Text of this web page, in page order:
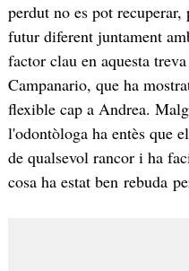
perdut no es pot
futur diferent juntament
factor clau en aquesta
Campanario, que ha
flexible cap a Andrea.
l'odontòloga ha entès que
de qualsevol rancor i ha
cosa ha estat ben rebuda